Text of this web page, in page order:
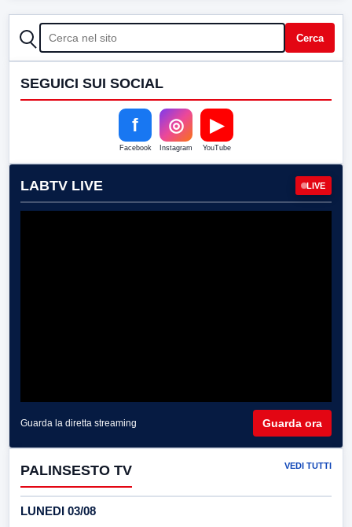
CERCA Cerca
SEGUICI SUI SOCIAL
f
Facebook
◎
Instagram
▶
YouTube
LABTV LIVE LIVE
Guarda la diretta streaming Guarda ora
PALINSESTO TV VEDI TUTTI
LUNEDI 03/08